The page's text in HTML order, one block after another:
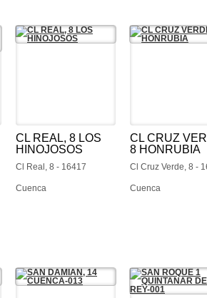
CL REAL, 8 LOS
HINOJOSOS
Cl Real, 8 - 16417
Cuenca
CL CRUZ
8 HONRUBIA
Cl Cruz Verde, 8 -
Cuenca